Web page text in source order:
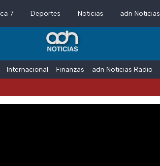
7 Deportes Noticias adn Noticias
Internacional Finanzas adn Noticias Radio